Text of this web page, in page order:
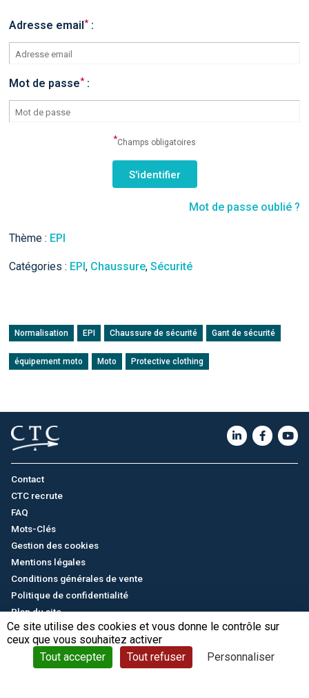
Ce site utilise des cookies et vous donne le contrôle sur
ceux que vous souhaitez activer
Tout accepter
Tout refuser Personnaliser
Adresse email*:
Mot de passe*:
*Champs obligatoires
Mot de passe oublié ?
Thème : EPI
Catégories : EPI, Chaussure, Sécurité
Normalisation EPI Chaussure de sécurité Gant de sécurité
équipement moto Moto Protective clothing
Contact
CTC recrute
FAQ
Mots-Clés
Gestion des cookies
Mentions légales
Conditions générales de vente
Politique de confidentialité
Plan du site
© CTC - 2026
English/中文